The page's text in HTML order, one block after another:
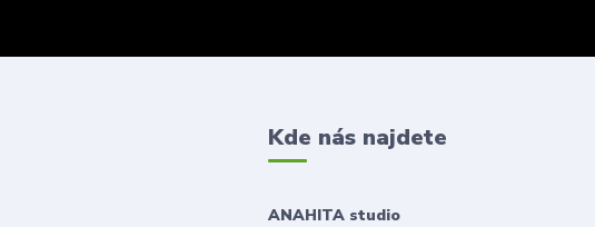
Kde nás najdete
ANAHITA studio